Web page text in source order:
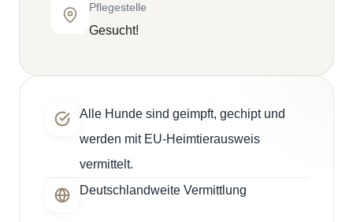
Pflegestelle
Gesucht!
Alle Hunde sind geimpft, gechipt und
werden mit EU-Heimtierausweis
vermittelt.
Deutschlandweite Vermittlung